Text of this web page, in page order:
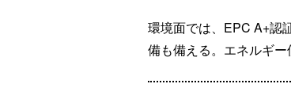
環境面では、EPC A+認
備も備える。エネルギー